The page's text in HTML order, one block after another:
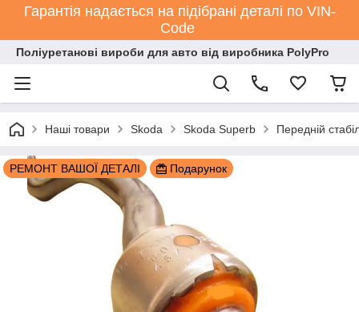
Гарантія надається на підібрані деталі по VIN-
Code
Поліуретанові вироби для авто від виробника PolyPro
Наші товари Skoda Skoda Superb Передній
РЕМОНТ ВАШОЇ ДЕТАЛІ Подарунок